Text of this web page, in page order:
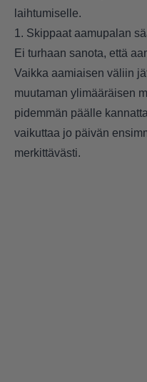
laihtumiselle.
1. Skippaat aamupalan
Ei turhaan sanota, että
Vaikka aamiaisen väliin
muutaman ylimääräisen
pidemmän päälle
vaikuttaa jo päivän
merkittävästi.